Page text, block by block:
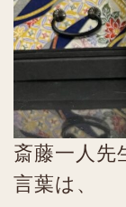
斎藤一人先
言葉は、